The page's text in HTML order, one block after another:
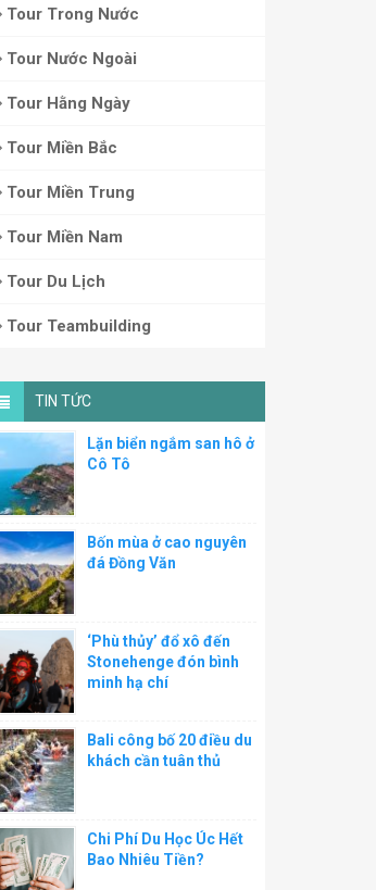
Tour Trong Nước
Tour Nước Ngoài
Tour Hằng Ngày
Tour Miền Bắc
Tour Miền Trung
Tour Miền Nam
Tour Du Lịch
Tour Teambuilding
TIN TỨC
Lặn biển ngắm san hô ở
Cô Tô
Bốn mùa ở cao nguyên
đá Đồng Văn
‘Phù thủy’ đổ xô đến
Stonehenge đón bình
minh hạ chí
Bali công bố 20 điều du
khách cần tuân thủ
Chi Phí Du Học Úc Hết
Bao Nhiêu Tiền?